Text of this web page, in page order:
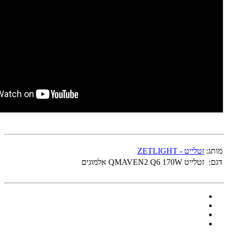
מותג: זטלייט - ZETLIGHT
דגם: זטלייט QMAVEN2 Q6 170W אלמוגים